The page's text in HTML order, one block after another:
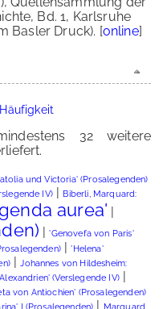
Bd. 1, Karlsruhe
Basler Druck). [online]
Häufigkeit
32 weitere
und Victoria' (Prosalegenden)
IV)| Biberli, Marquard:
aurea' |
|'Genovefa von Paris'
|'Helena'
|Johannes von Hildesheim:
(Verslegende IV)|
von Antiochien' (Prosalegenden)
|